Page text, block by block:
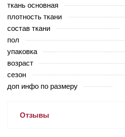
ткань основная
плотность ткани
состав ткани
пол
упаковка
возраст
сезон
доп инфо по размеру
Отзывы